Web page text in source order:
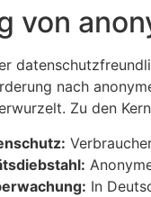
von
nach
Zu den
In